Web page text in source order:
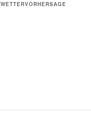
WETTERVORHERSAGE